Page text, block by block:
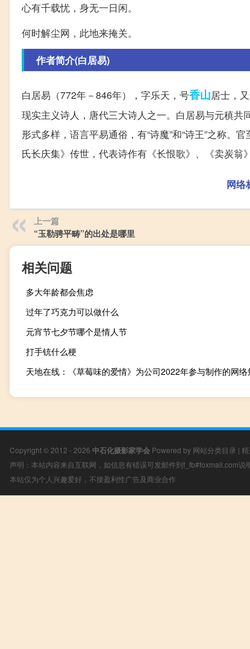
心有千载忧，身无一日闲。
何时解尘网，此地来掩关。
作者简介(白居易)
白居易（772年－846年），字乐天，号香山居士，
现实主义诗人，唐代三大诗人之一。白居易与元稹共
形式多样，语言平易通俗，有“诗魔”和“诗王”之称。
氏长庆集》传世，代表诗作有《长恨歌》、《卖炭翁
网络
上一篇
“玉勒骋平畴”的出处是哪里
相关问题
多大年龄都会焦虑
过年了巧克力可以做什么
元宵节七夕节哪个是情人节
打手铳什么梗
天地在线：《草莓味的爱情》为公司2022年参与制作的网络
Copyright © 2012 - 2026 中石化摄影家学会 Powered by 网站分类目录 |
声明：本站内容来自互联网，如信息有错误可发邮件到f_fb#foxmail.com说
本站仅为个人兴趣爱好，不接盈利性广告及商业合作